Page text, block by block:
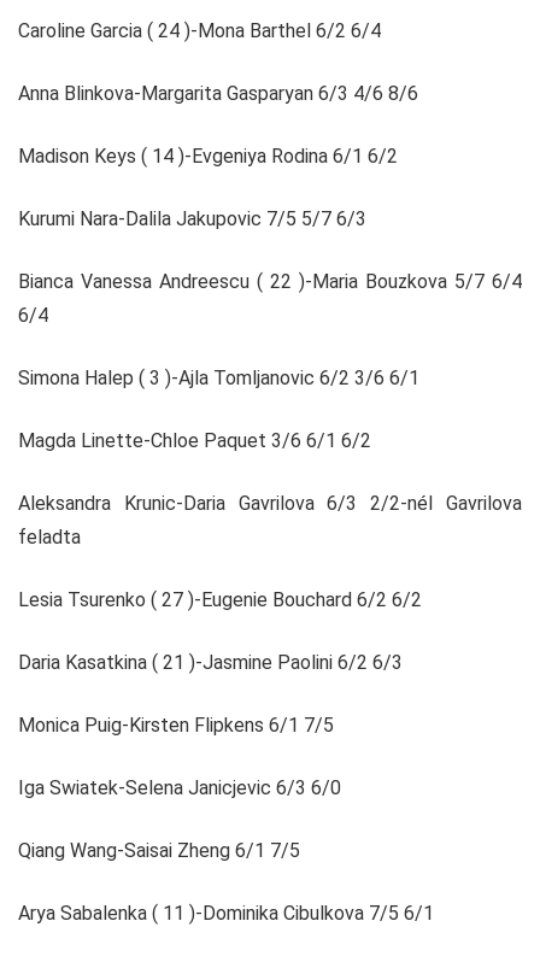
Caroline Garcia ( 24 )-Mona Barthel 6/2 6/4
Anna Blinkova-Margarita Gasparyan 6/3 4/6 8/6
Madison Keys ( 14 )-Evgeniya Rodina 6/1 6/2
Kurumi Nara-Dalila Jakupovic 7/5 5/7 6/3
Bianca Vanessa Andreescu ( 22 )-Maria Bouzkova 5/7 6/4
6/4
Simona Halep ( 3 )-Ajla Tomljanovic 6/2 3/6 6/1
Magda Linette-Chloe Paquet 3/6 6/1 6/2
Aleksandra Krunic-Daria Gavrilova 6/3 2/2-nél Gavrilova
feladta
Lesia Tsurenko ( 27 )-Eugenie Bouchard 6/2 6/2
Daria Kasatkina ( 21 )-Jasmine Paolini 6/2 6/3
Monica Puig-Kirsten Flipkens 6/1 7/5
Iga Swiatek-Selena Janicjevic 6/3 6/0
Qiang Wang-Saisai Zheng 6/1 7/5
Arya Sabalenka ( 11 )-Dominika Cibulkova 7/5 6/1